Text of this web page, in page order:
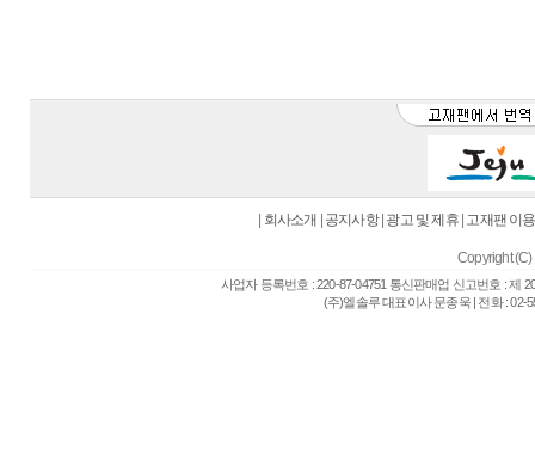
회사소개 공지사항| 광고 및 제휴| 고재팬 이
Copyright (C)
사업자 등록번호 : 220-87-04751 통신판매업 신고번호 : 제
(주)엘솔루 대표이사 문종욱 | 전화 : 02-